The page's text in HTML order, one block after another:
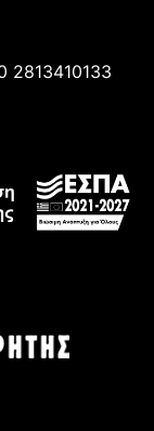
2813410133